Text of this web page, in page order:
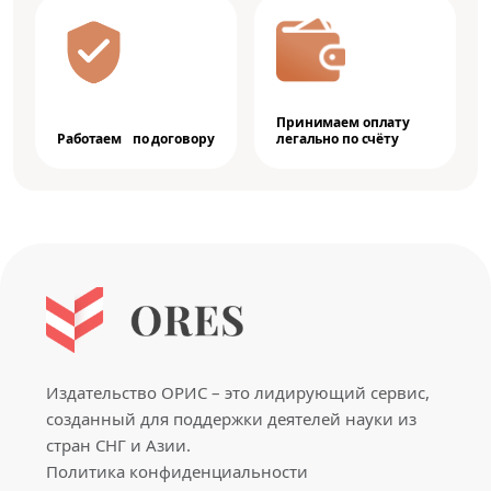
Работаем по договору
Принимаем оплату
легально по счёту
Издательство ОРИС – это лидирующий сервис,
созданный для поддержки деятелей науки из
стран СНГ и Азии.
Политика конфиденциальности